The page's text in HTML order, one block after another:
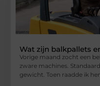
Wat zijn balkpallets
Vorige maand zocht een
zware machines.
gewicht. Toen raadde ik